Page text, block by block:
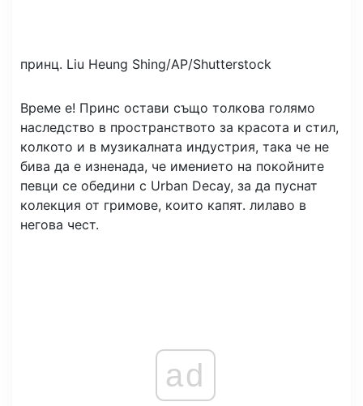
принц. Liu Heung Shing/AP/Shutterstock
Време е! Принс остави също толкова голямо
наследство в пространството за красота и стил,
колкото и в музикалната индустрия, така че не
бива да е изненада, че имението на покойните
певци се обедини с Urban Decay, за да пуснат
колекция от гримове, които капят. лилаво в
негова чест.
ad